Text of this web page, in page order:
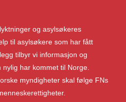
og asylsøkeres
til asylsøkere som har fått
tilbyr vi informasjon og
har kommet til Norge.
myndigheter skal følge FNs